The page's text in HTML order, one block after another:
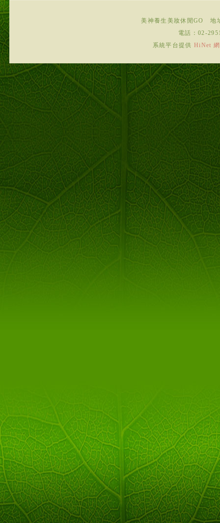
美神養生美妝休閒GO
地
電話： 02-
系統平台提供HiNet